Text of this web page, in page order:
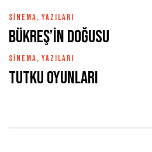
SINEMA, YAZILARI
Bükreş’in Doğusu
SINEMA, YAZILARI
Tutku Oyunları